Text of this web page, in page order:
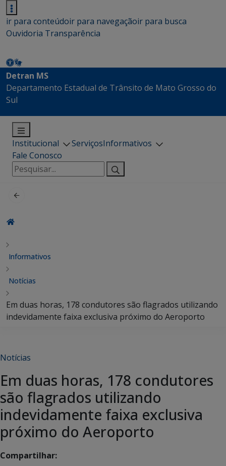
ir para conteúdoir para navegaçãoir para busca
Ouvidoria Transparência
Detran MS
Departamento Estadual de Trânsito de Mato Grosso do
Sul
Institucional ServiçosInformativos
Fale Conosco
Pesquisar
por:
Informativos
Notícias
Em duas horas, 178 condutores são flagrados utilizando
indevidamente faixa exclusiva próximo do Aeroporto
Notícias
Em duas horas, 178 condutores
são flagrados utilizando
indevidamente faixa exclusiva
próximo do Aeroporto
Compartilhar: